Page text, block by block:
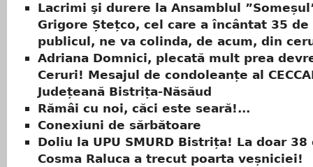
Lacrimi şi durere la Ansamblul
Grigore Ștețco, cel care a încântat 35 de
publicul, ne va colinda, de acum, din
Adriana Domnici, plecată mult prea
Ceruri! Mesajul de condoleanțe al
Județeană Bistrița-Năsăud
Rămâi cu noi, căci este seară!...
Conexiuni de sărbătoare
Doliu la UPU SMURD Bistrița! La doar 38
Cosma Raluca a trecut poarta veșniciei!